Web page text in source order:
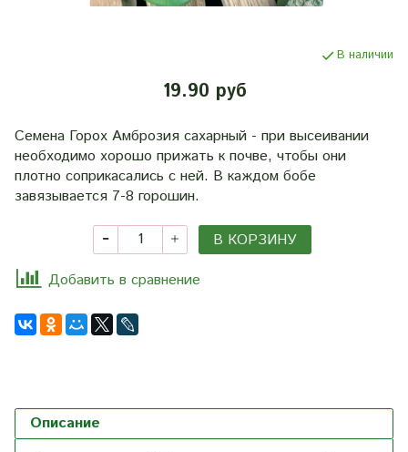
В наличии
19.90 руб
Семена Горох Амброзия сахарный - при высеивании
необходимо хорошо прижать к почве, чтобы они
плотно соприкасались с ней. В каждом бобе
завязывается 7-8 горошин.
В КОРЗИНУ
Добавить в сравнение
Описание